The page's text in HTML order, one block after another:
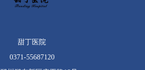
甜丁医院
0371-55687120